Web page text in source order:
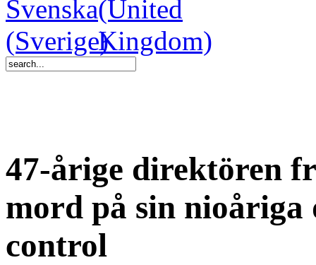
47-årige direktören
mord på sin
control